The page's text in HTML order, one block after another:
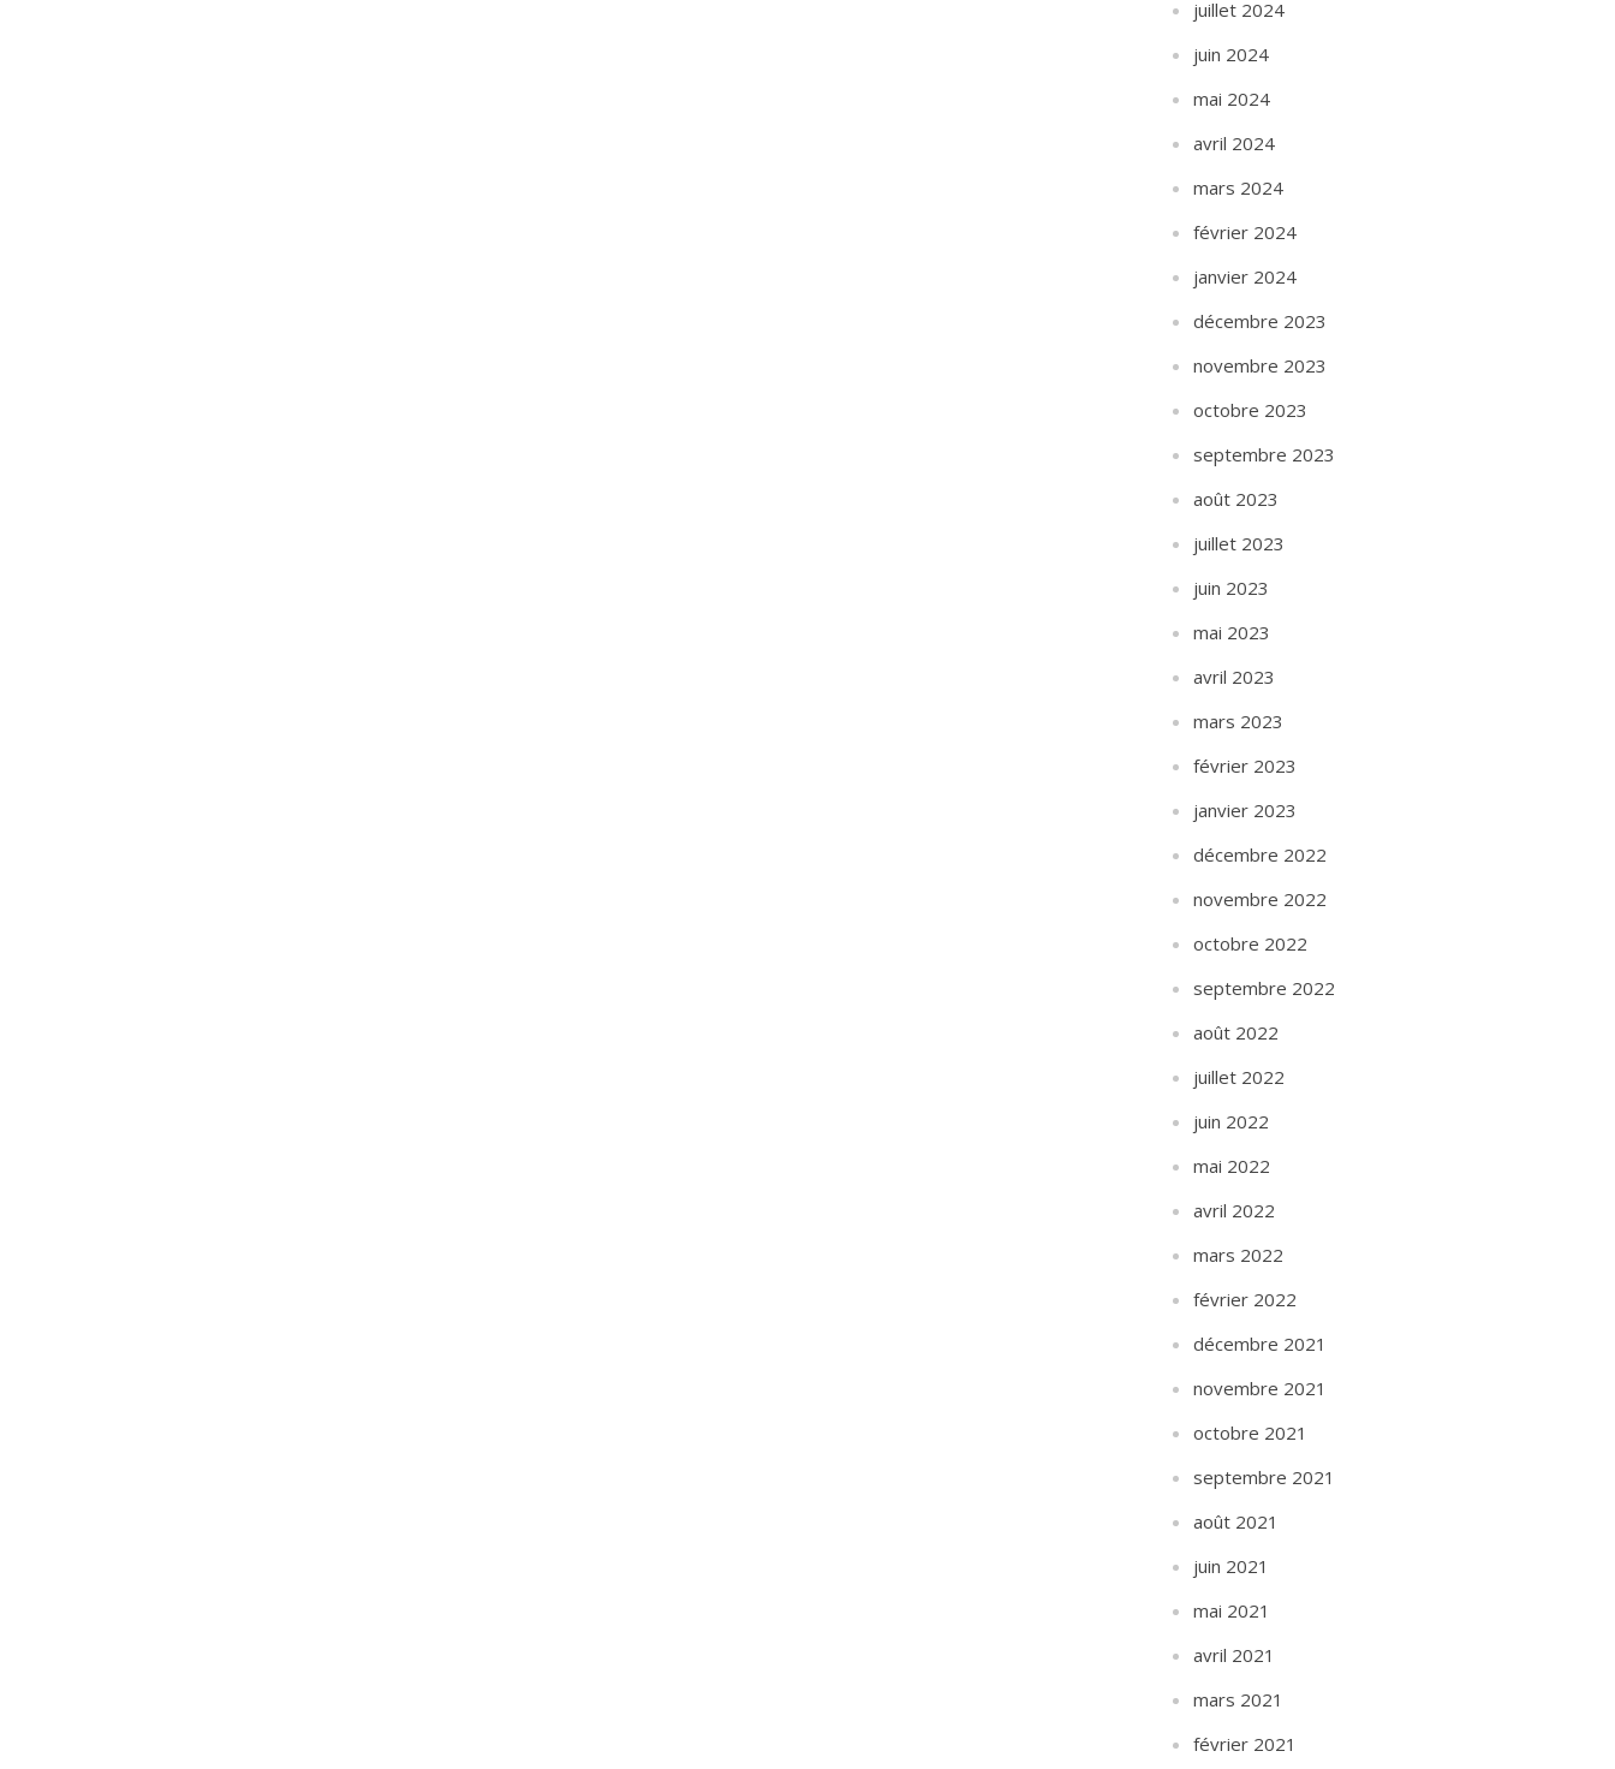
juillet 2024
juin 2024
mai 2024
avril 2024
mars 2024
février 2024
janvier 2024
décembre 2023
novembre 2023
octobre 2023
septembre 2023
août 2023
juillet 2023
juin 2023
mai 2023
avril 2023
mars 2023
février 2023
janvier 2023
décembre 2022
novembre 2022
octobre 2022
septembre 2022
août 2022
juillet 2022
juin 2022
mai 2022
avril 2022
mars 2022
février 2022
décembre 2021
novembre 2021
octobre 2021
septembre 2021
août 2021
juin 2021
mai 2021
avril 2021
mars 2021
février 2021